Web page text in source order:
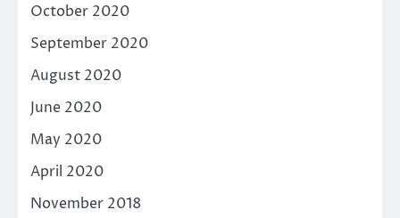
October 2020
September 2020
August 2020
June 2020
May 2020
April 2020
November 2018